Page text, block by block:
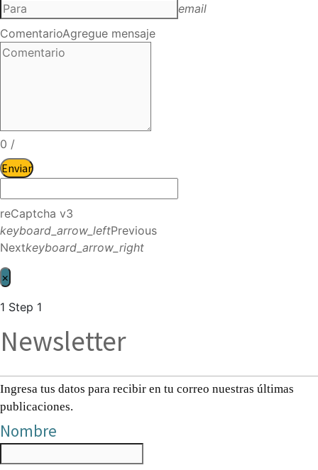
email
ComentarioAgregue mensaje
0 /
Enviar
reCaptcha v3
keyboard_arrow_leftPrevious
Nextkeyboard_arrow_right
×
1 Step 1
Newsletter
Ingresa tus datos para recibir en tu correo nuestras últimas
publicaciones.
Nombre